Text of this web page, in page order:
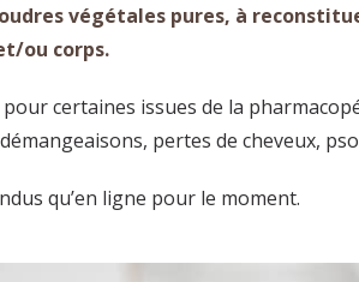
végétales pures, à
ou corps.
certaines issues de la
pertes de cheveux,
qu’en ligne pour le moment.